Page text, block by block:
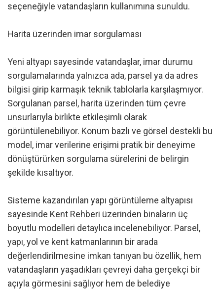
seçeneğiyle vatandaşların kullanımına sunuldu.
Harita üzerinden imar sorgulaması
Yeni altyapı sayesinde vatandaşlar, imar durumu
sorgulamalarında yalnızca ada, parsel ya da adres
bilgisi girip karmaşık teknik tablolarla karşılaşmıyor.
Sorgulanan parsel, harita üzerinden tüm çevre
unsurlarıyla birlikte etkileşimli olarak
görüntülenebiliyor. Konum bazlı ve görsel destekli bu
model, imar verilerine erişimi pratik bir deneyime
dönüştürürken sorgulama sürelerini de belirgin
şekilde kısaltıyor.
Sisteme kazandırılan yapı görüntüleme altyapısı
sayesinde Kent Rehberi üzerinden binaların üç
boyutlu modelleri detaylıca incelenebiliyor. Parsel,
yapı, yol ve kent katmanlarının bir arada
değerlendirilmesine imkan tanıyan bu özellik, hem
vatandaşların yaşadıkları çevreyi daha gerçekçi bir
açıyla görmesini sağlıyor hem de belediye